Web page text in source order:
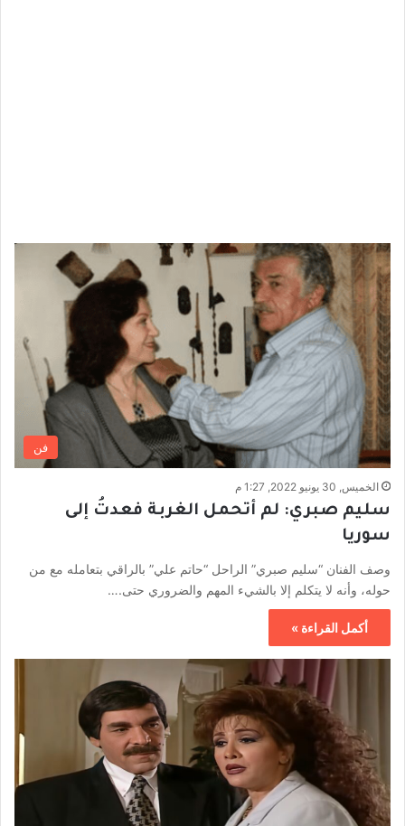
فن
الخميس, 30 يونيو 2022, 1:27 م
سليم صبري: لم أتحمل الغربة فعدتُ إلى
سوريا
وصف الفنان “سليم صبري” الراحل “حاتم علي” بالراقي بتعامله مع من
حوله، وأنه لا يتكلم إلا بالشيء المهم والضروري حتى.…
أكمل القراءة »